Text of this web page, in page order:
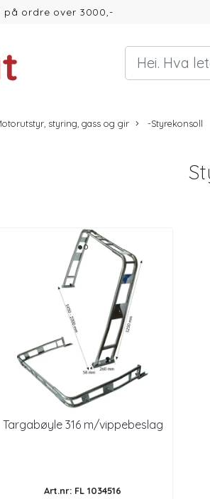
på ordre over 3000,-
styring, gass og gir -Styrekonsoll
Targabøyle 316 m/vippebeslag
Art.nr: FL 1034516